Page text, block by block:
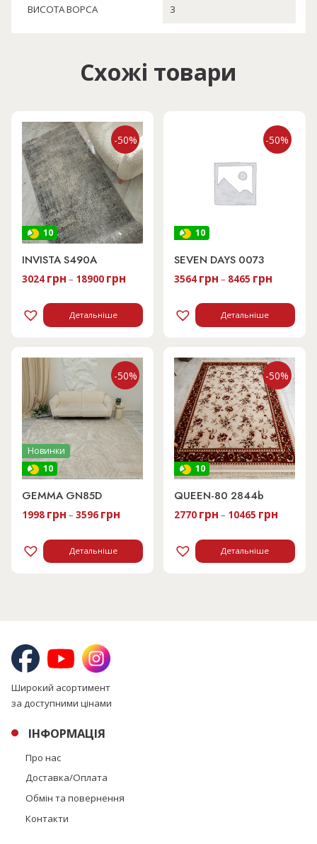
ВИСОТА ВОРСА 3
Схожі товари
10
-50%
INVISTA S490A
3024 грн – 18900 грн
Детальніше
10
-50%
SEVEN DAYS 0073
3564 грн – 8465 грн
Детальніше
Новинки
10
-50%
GEMMA GN85D
1998 грн – 3596 грн
Детальніше
10
-50%
QUEEN-80 2844b
2770 грн – 10465 грн
Детальніше
Широкий асортимент
за доступними цінами
ІНФОРМАЦІЯ
Про нас
Доставка/Оплата
Обмін та повернення
Контакти